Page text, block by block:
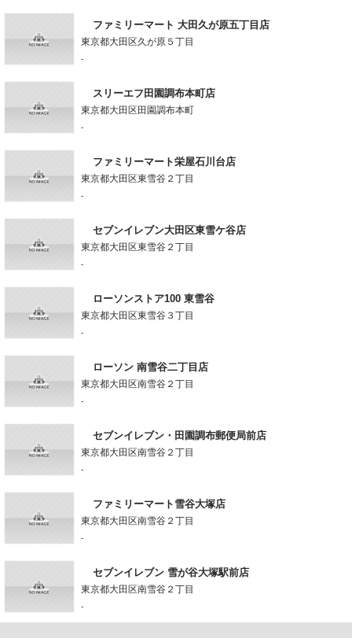
ファミリーマート 大田久が原五丁目店
東京都大田区久が原５丁目
-
スリーエフ田園調布本町店
東京都大田区田園調布本町
-
ファミリーマート栄屋石川台店
東京都大田区東雪谷２丁目
-
セブンイレブン大田区東雪ケ谷店
東京都大田区東雪谷２丁目
-
ローソンストア100 東雪谷
東京都大田区東雪谷３丁目
-
ローソン 南雪谷二丁目店
東京都大田区南雪谷２丁目
-
セブンイレブン・田園調布郵便局前店
東京都大田区南雪谷２丁目
-
ファミリーマート雪谷大塚店
東京都大田区南雪谷２丁目
-
セブンイレブン 雪が谷大塚駅前店
東京都大田区南雪谷２丁目
-